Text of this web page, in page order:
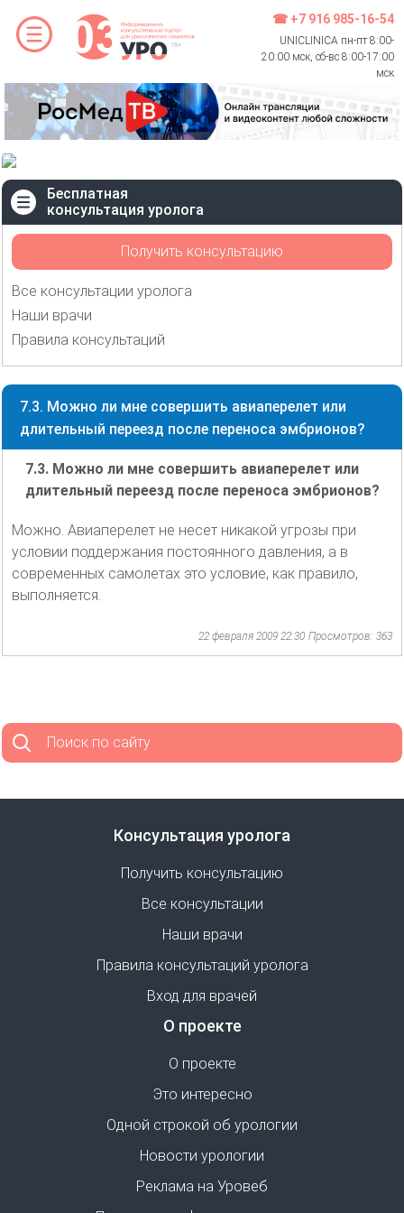
☎ +7 916 985-16-54
UNICLINICA пн-пт 8:00-
20:00 мск, сб-вс 8:00-17:00
мск
Бесплатная
консультация уролога
Получить консультацию
Все консультации уролога
Наши врачи
Правила консультаций
7.3. Можно ли мне совершить авиаперелет или
длительный переезд после переноса эмбрионов?
7.3. Можно ли мне совершить авиаперелет или
длительный переезд после переноса эмбрионов?
Можно. Авиаперелет не несет никакой угрозы при
условии поддержания постоянного давления, а в
современных самолетах это условие, как правило,
выполняется.
22 февраля 2009 22:30 Просмотров: 363
Поиск по сайту
Консультация уролога
Получить консультацию
Все консультации
Наши врачи
Правила консультаций уролога
Вход для врачей
О проекте
О проекте
Это интересно
Одной строкой об урологии
Новости урологии
Реклама на Уровеб